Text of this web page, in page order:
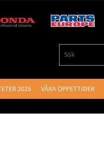
2025 VÅRA ÖPPETTIDER